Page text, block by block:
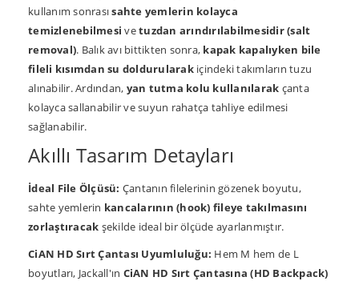
kullanım sonrasısahte yemlerin kolayca
temizlenebilmesi vetuzdan arındırılabilmesidir (salt
removal). Balık avı bittikten sonra, kapak kapalıyken bile
fileli kısımdan su doldurularakiçindeki takımların tuzu
alınabilir. Ardından, yan tutma kolu kullanılarak çanta
kolayca sallanabilir ve suyun rahatça tahliye edilmesi
sağlanabilir.
Akıllı Tasarım Detayları
İdeal File Ölçüsü: Çantanın filelerinin gözenek boyutu,
sahte yemlerin kancalarının (hook) fileye takılmasını
zorlaştıracak şekilde ideal bir ölçüde ayarlanmıştır.
CiAN HD Sırt Çantası Uyumluluğu: Hem M hem de L
boyutları, Jackall'ın CiAN HD Sırt Çantasına (HD Backpack)